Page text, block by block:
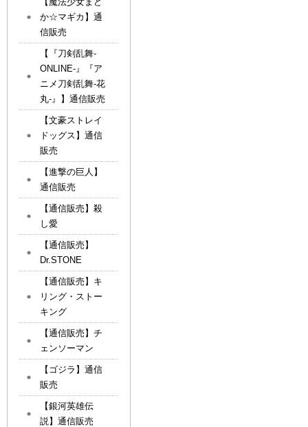
か☆マギカ】通
信販売
【『刀剣乱舞-
ONLINE-』『ア
ニメ刀剣乱舞-花
丸-』】通信販売
【文豪ストレイ
ドッグス】通信
販売
【進撃の巨人】
通信販売
【通信販売】殺
し愛
【通信販売】
Dr.STONE
【通信販売】キ
リング・ストー
キング
【通信販売】チ
ェンソーマン
【ゴジラ】通信
販売
【銀河英雄伝
説】通信販売